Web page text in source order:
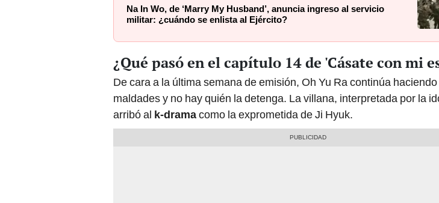
Na In Wo, de ‘Marry My Husband’, anuncia ingreso al servicio
militar: ¿cuándo se enlista al Ejército?
¿Qué pasó en el capítulo 14 de 'Cásate con mi
De cara a la última semana de emisión, Oh Yu Ra continúa
maldades y no hay quién la detenga. La villana, interpretada por la
arribó al k-dramacomo la exprometida de Ji Hyuk.